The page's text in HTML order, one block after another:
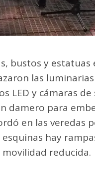
bustos y
las
LED y cámaras de
damero para
en las veredas
hay
movilidad reducida.